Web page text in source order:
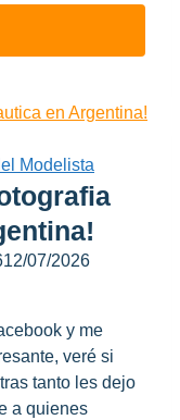
Modelista
12/07/2026
y me
veré si
tanto les dejo
a quienes